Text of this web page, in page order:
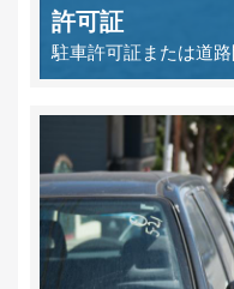
許可証
駐車許可証または道